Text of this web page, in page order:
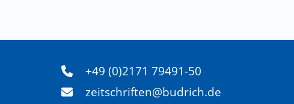
+49 (0)2171 79491-50
zeitschriften@budrich.de